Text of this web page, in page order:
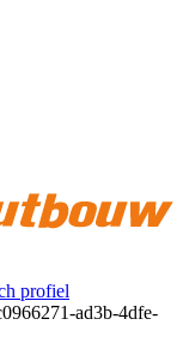
profiel